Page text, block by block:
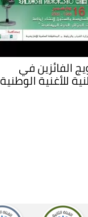
الفائزين في
للأغنية الوطنية